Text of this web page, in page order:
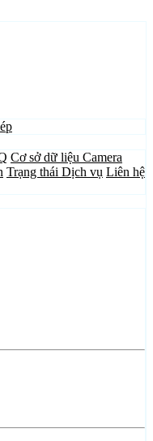
Cơ sở dữ liệu Camera
Trạng thái Dịch vụ Liên hệ